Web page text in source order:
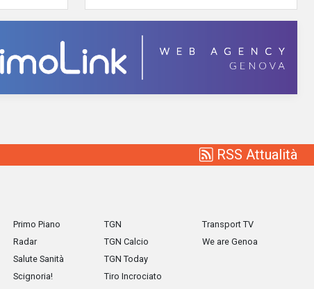
RSS Attualità
Primo Piano
Radar
Salute Sanità
Scignoria!
TGN
TGN Calcio
TGN Today
Tiro Incrociato
Transport TV
We are Genoa